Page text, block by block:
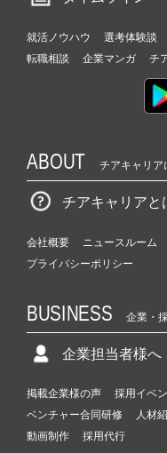
就活ノウハウ 選考体験談
転職相談
企業マンガ チ
ABOUT チアキャリア
チアキャリアと
会社概要 ニュースルーム
プライバシーポリシー
BUSINESS 企業・
企業担当者様へ
掲載企業様の声 採用イベ
ベンチャー合同研修
人材
動画制作
採用代行